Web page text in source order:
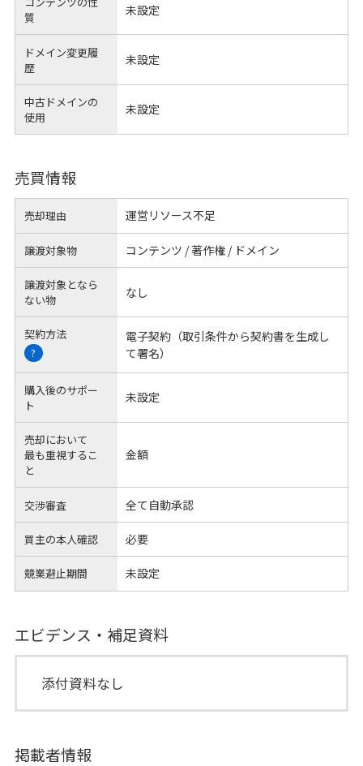
質
未設定
ドメイン変更履
歴
未設定
中古ドメインの
使用
未設定
売買情報
売却理由 運営リソース不足
譲渡対象物 コンテンツ / 著作権 / ドメイン
譲渡対象となら
ない物
なし
契約方法
?
電子契約（取引条件から契約書を生成し
て署名）
購入後のサポー
ト
未設定
売却において
最も重視するこ
と
金額
交渉審査 全て自動承認
買主の本人確認 必要
競業避止期間 未設定
エビデンス・補足資料
添付資料なし
掲載者情報